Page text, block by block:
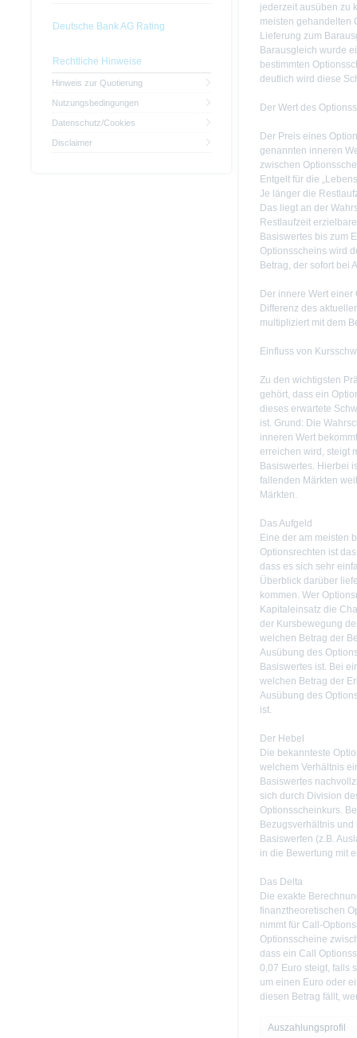
jederzeit ausüben zu
meisten gehandelten
Lieferung zum
Barausgleich wurde
bestimmten
deutlich wird diese
Der Wert des
Der Preis eines
genannten inneren
zwischen
Entgelt für die
Je länger die
Das liegt an der
Restlaufzeit
Basiswertes bis zum
Optionsscheins wird
Betrag, der sofort bei
Der innere Wert
Differenz des
multipliziert mit dem
Einfluss von
Zu den wichtigsten
gehört, dass ein
dieses erwartete
ist. Grund: Die
inneren Wert
erreichen wird, steigt
Basiswertes. Hierbei
fallenden Märkten
Märkten.
Das Aufgeld
Eine der am meisten
Optionsrechten ist
dass es sich sehr
Überblick darüber
kommen. Wer
Kapitaleinsatz die
der Kursbewegung
welchen Betrag der
Ausübung des
Basiswertes ist. Bei
welchen Betrag der
Ausübung des
ist.
Der Hebel
Die bekannteste
welchem Verhältnis
Basiswertes
sich durch Division
Optionsscheinkurs.
Bezugsverhältnis
Basiswerten (z.B.
in die Bewertung mit
Das Delta
Die exakte
finanztheoretischen
nimmt für Call-
Optionsscheine
dass ein Call
0,07 Euro steigt, falls
um einen Euro oder
diesen Betrag fällt,
Auszahlungsprofil
Deutsche Bank AG Rating
Rechtliche Hinweise
Hinweis zur Quotierung
Nutzungsbedingungen
Datenschutz/Cookies
Disclaimer